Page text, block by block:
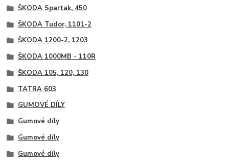
ŠKODA Spartak, 450
ŠKODA Tudor, 1101-2
ŠKODA 1200-2, 1203
ŠKODA 1000MB - 110R
ŠKODA 105, 120, 130
TATRA 603
GUMOVÉ DÍLY
Gumové díly
Gumové díly
Gumové díly